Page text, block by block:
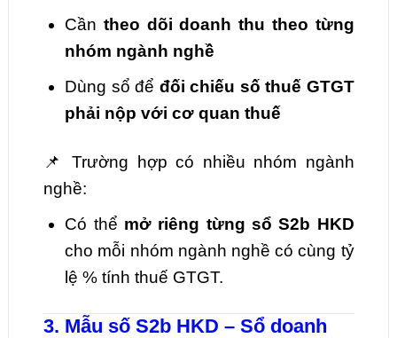
Cần theo dõi doanh thu theo từng
nhóm ngành nghề
Dùng sổ để đối chiếu số thuế GTGT
phải nộp với cơ quan thuế
📌 Trường hợp có nhiều nhóm ngành
nghề:
Có thể mở riêng từng sổ S2b HKD
cho mỗi nhóm ngành nghề có cùng tỷ
lệ % tính thuế GTGT.
3. Mẫu số S2b HKD – Sổ doanh